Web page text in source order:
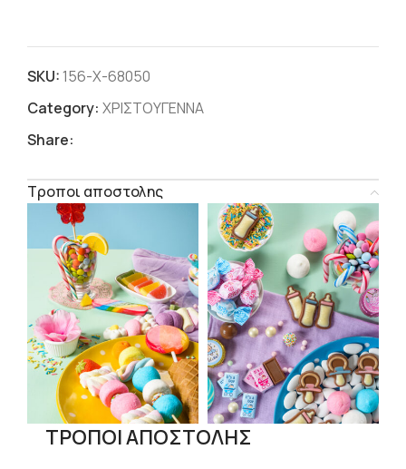
SKU: 156-Χ-68050
Category: ΧΡΙΣΤΟΥΓΕΝΝΑ
Share:
Τροποι αποστολης
ΤΡΟΠΟΙ ΑΠΟΣΤΟΛΗΣ